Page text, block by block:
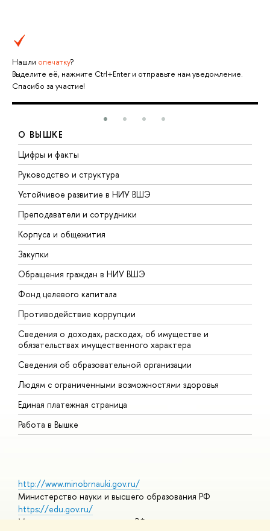
Нашли опечатку?
Выделите её, нажмите Ctrl+Enter и отправьте нам уведомление.
Спасибо за участие!
О ВЫШКЕ
Цифры и факты
Руководство и структура
Устойчивое развитие в НИУ ВШЭ
Преподаватели и сотрудники
Корпуса и общежития
Закупки
Обращения граждан в НИУ ВШЭ
Фонд целевого капитала
Противодействие коррупции
Сведения о доходах, расходах, об имуществе и
обязательствах имущественного характера
Сведения об образовательной организации
Людям с ограниченными возможностями здоровья
Единая платежная страница
Работа в Вышке
http://www.minobrnauki.gov.ru/
Министерство науки и высшего образования РФ
https://edu.gov.ru/
Министерство просвещения РФ